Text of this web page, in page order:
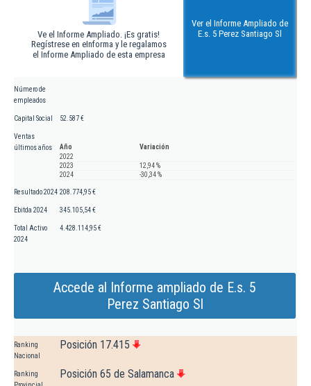
Ve el Informe Ampliado. ¡Es gratis!
Regístrese en eInforma y le regalamos
el Informe Ampliado de esta empresa
Ver el Informe Ampliado de
E.s. 5 Perez Santiago Sl
Número de
empleados
Capital Social 52.587 €
Ventas
últimos años
Año
Variación
2022
2023
12,94 %
2024
-30,34 %
Resultado 2024 208.774,95 €
Ebitda 2024 345.105,54 €
Total Activo
2024
4.428.114,95 €
Accede al Informe ampliado de E.s. 5
Perez Santiago Sl
Ranking
Nacional
Posición 17.415
Ranking
Posición 65 de Salamanca